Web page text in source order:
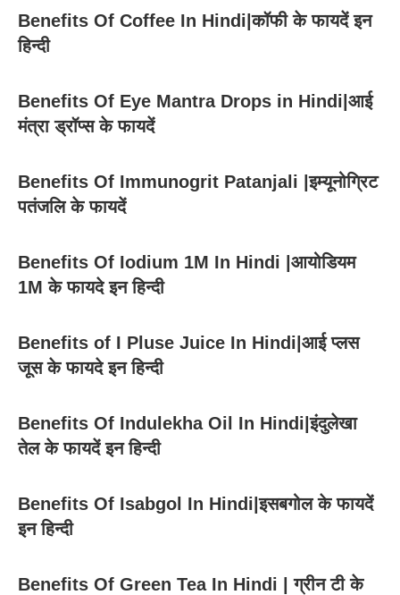
Benefits Of Coffee In Hindi|कॉफी के फायदें इन
हिन्दी
Benefits Of Eye Mantra Drops in Hindi|आई
मंत्रा ड्रॉप्स के फायदें
Benefits Of Immunogrit Patanjali |इम्यूनोग्रिट
पतंजलि के फायदें
Benefits Of Iodium 1M In Hindi |आयोडियम
1M के फायदे इन हिन्दी
Benefits of I Pluse Juice In Hindi|आई प्लस
जूस के फायदे इन हिन्दी
Benefits Of Indulekha Oil In Hindi|इंदुलेखा
तेल के फायदें इन हिन्दी
Benefits Of Isabgol In Hindi|इसबगोल के फायदें
इन हिन्दी
Benefits Of Green Tea In Hindi | ग्रीन टी के